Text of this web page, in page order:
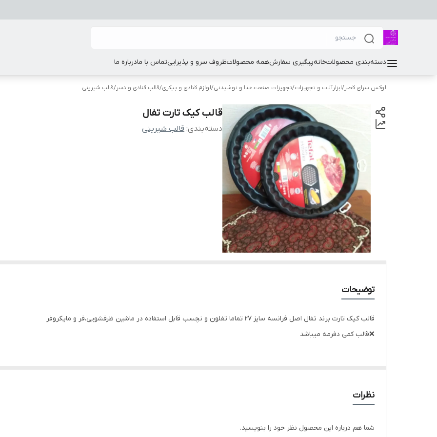
دسته‌بندی محصولاتخانهپیگیری سفارشهمه محصولاتظروف سرو و پذیراییتماس با مادرباره ما
لوکس سرای قصر/ابزارآلات و تجهیزات/تجهیزات صنعت غذا و نوشیدنی/لوازم قنادی و بیکری/قالب قنادی و دسر/قالب شیرینی
قالب کیک تارت تفال
دسته‌بندی: قالب شیرینی
توضیحات
قالب کیک تارت برند تفال اصل فرانسه سایز 27 تماما تفلون و نچسب قابل استفاده در ماشین ظرفشویی،فر و مایکروفر
❌قالب کمی دفرمه میباشد
نظرات
شما هم درباره این محصول نظر خود را بنویسید.